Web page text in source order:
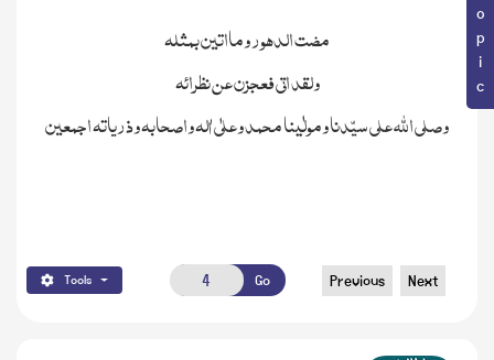
مضت الدھور ومااتین بمثلہ
ولقد اتی فعجزن عن نظرائہ
وصلی اﷲ علی سیّدنا ومولٰینا محمد وعلٰی اٰلہ واصحابہ وذریاتہ اجمعین
Tools Go Previous Next